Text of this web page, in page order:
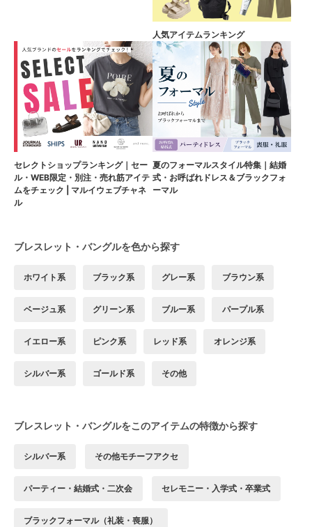
人気アイテムランキング
セレクトショップランキング｜セー
ル・WEB限定・別注・売れ筋アイテ
ムをチェック | マルイウェブチャネ
ル
夏のフォーマルスタイル特集｜結婚
式・お呼ばれドレス＆ブラックフォ
ーマル
ブレスレット・バングルを色から探す
ホワイト系 ブラック系 グレー系 ブラウン系
ベージュ系 グリーン系 ブルー系 パープル系
イエロー系 ピンク系 レッド系 オレンジ系
シルバー系 ゴールド系 その他
ブレスレット・バングルをこのアイテムの特徴から探す
シルバー系 その他モチーフアクセ
パーティー・結婚式・二次会 セレモニー・入学式・卒業式
ブラックフォーマル（礼装・喪服）